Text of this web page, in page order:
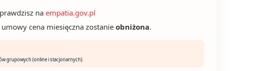
naempatia.gov.pl
cena miesięczna zostanieobniżona.
grupowych (online i stacjonarnych).